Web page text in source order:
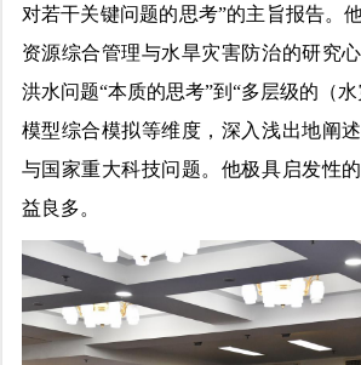
对若干关键问题的思考”的主旨报告。
资源综合管理与水旱灾害防治的研究
洪水问题“本质的思考”到“多层级的（
模型综合模拟等维度，深入浅出地阐
与国家重大科技问题。他极具启发性
益良多。